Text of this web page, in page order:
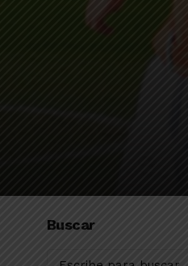
Buscar